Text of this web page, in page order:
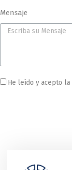
Mensaje
He leído y acepto la